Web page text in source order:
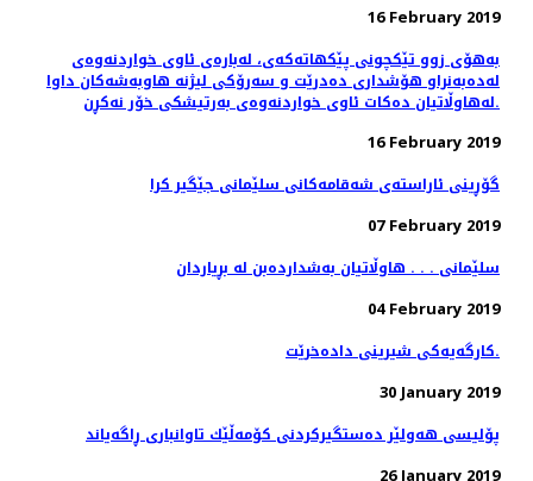
16 February 2019
به‌هۆی زوو تێكچونی پێكهاته‌كه‌ی، لەبارەی ئاوی خواردنەوەی
له‌ده‌به‌نراو هۆشداری دەدرێت و سه‌رۆكی لیژنه هاوبه‌شه‌كان داوا
له‌هاوڵاتیان ده‌كات ئاوی خواردنه‌وه‌ی به‌رتیشكی خۆر نه‌كڕن.
16 February 2019
گۆڕینی ئاراسته‌ی شه‌قامه‌كانی سلێمانی جێگیر كرا
07 February 2019
سلێمانی . . . هاوڵاتیان به‌شدارده‌بن له‌ بڕیاردان
04 February 2019
کارگەیەکی شیرینی دادەخرێت.
30 January 2019
پۆلیسی هەولێر دەستگیركردنی كۆمەڵێك تاوانباری ڕاگەیاند